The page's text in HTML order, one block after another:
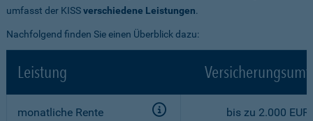
umfasst der KISSverschiedene Leistungen.
Nachfolgend finden Sie einen Überblick dazu:
Leistung
monatliche Rente bis zu 2.000 EUR